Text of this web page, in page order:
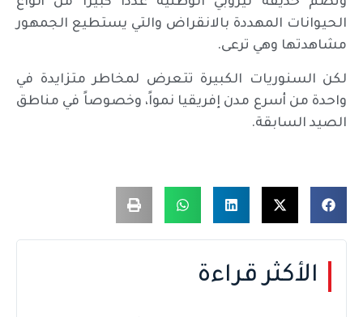
الحيوانات المهددة بالانقراض والتي يستطيع الجمهور
مشاهدتها وهي ترعى.
لكن السنوريات الكبيرة تتعرض لمخاطر متزايدة في
واحدة من أسرع مدن إفريقيا نمواً، وخصوصاً في مناطق
الصيد السابقة.
الأكثر قراءة